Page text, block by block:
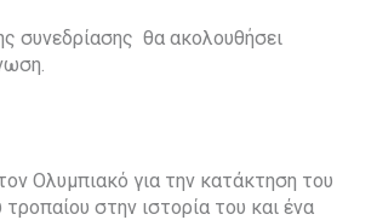
συνεδρίασης θα ακολουθήσει
Ολυμπιακό για την κατάκτηση του
στην ιστορία του και ένα